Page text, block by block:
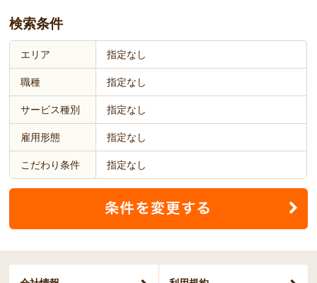
検索条件
エリア 指定なし
職種 指定なし
サービス種別 指定なし
雇用形態 指定なし
こだわり条件 指定なし